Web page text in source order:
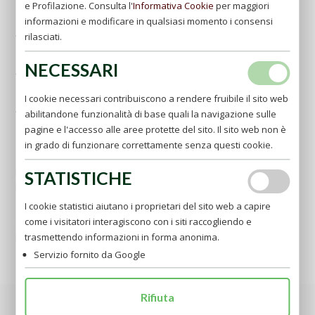
"Aereoporto Internazionale di Capodichino"
Aeroporto di Pescara -
Aeroporto di Bari -www.aeroportidipuglia.it
Aeroporti di Milano -
http://www.sea-aeroportimilano.it
"Aereoporto Internazionale Malpensa"
"Aereoporto Internazionale Linate"
In treno
La stazione ferroviaria più vicina è quella di Foggia.
per gli orari consultare il sito
In autobus
con i mezzi delle Autolinee Sita(0881/773117)
per gli orari consultare il sitowww.sitabus.it
e Profilazione. Consulta l'Informativa Cookie per maggiori
informazioni e modificare in qualsiasi momento i consensi
rilasciati.
NECESSARI
I cookie necessari contribuiscono a rendere fruibile il sito web
abilitandone funzionalità di base quali la navigazione sulle
pagine e l'accesso alle aree protette del sito. Il sito web non è
in grado di funzionare correttamente senza questi cookie.
STATISTICHE
I cookie statistici aiutano i proprietari del sito web a capire
come i visitatori interagiscono con i siti raccogliendo e
trasmettendo informazioni in forma anonima.
Servizio fornito da Google
Rifiuta